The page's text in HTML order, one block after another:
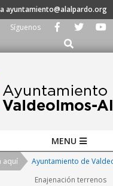
ayuntamiento@alalpardo.org
Síguenos
Buscar
MENU
aquí Ayuntamiento de
Enajenación terrenos